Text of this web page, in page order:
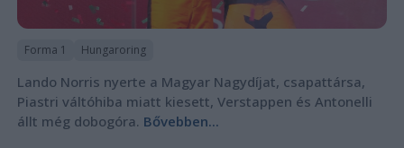
Forma 1 Hungaroring
Lando Norris nyerte a Magyar Nagydíjat, csapattársa,
Piastri váltóhiba miatt kiesett, Verstappen és Antonelli
állt még dobogóra. Bővebben...